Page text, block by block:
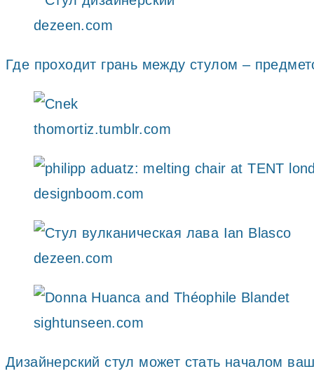
dezeen.com
Где проходит грань между стулом –
thomortiz.tumblr.com
designboom.com
dezeen.com
sightunseen.com
Дизайнерский стул может стать началом